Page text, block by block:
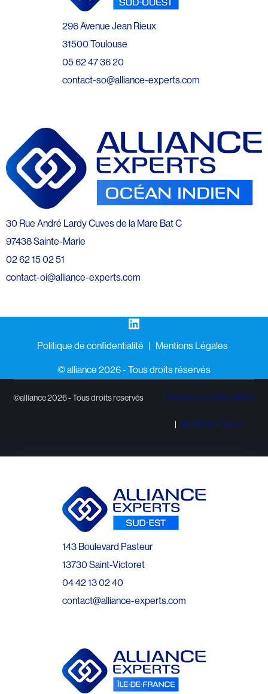
296 Avenue Jean Rieux
31500 Toulouse
05 62 47 36 20
contact-so@alliance-experts.com
30 Rue André Lardy Cuves de la Mare Bat C
97438 Sainte-Marie
02 62 15 02 51
contact-oi@alliance-experts.com
LinkedIn
Politique de confidentialité Mentions Légales
©️ alliance 2026 - Tous droits réservés
©alliance 2026 - Tous droits reservés Politique de confidentialité
Mentions Légales
143 Boulevard Pasteur
13730 Saint-Victoret
04 42 13 02 40
contact@alliance-experts.com